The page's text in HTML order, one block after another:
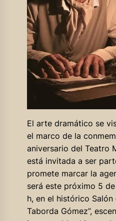
El arte dramático se
el marco de la
aniversario del Teatro
está invitada a ser
promete marcar la
será este próximo 5
h, en el histórico
Taborda Gómez”,